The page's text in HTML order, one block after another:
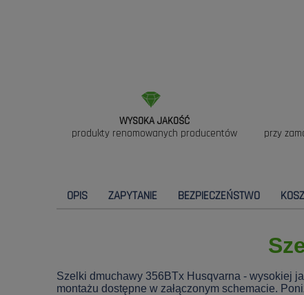
WYSOKA JAKOŚĆ
produkty renomowanych producentów
przy
OPIS ZAPYTANIE BEZPIECZEŃSTWO
Szelki dmuchawy 356BTx Husqvarna - wysokiej
montażu dostępne w załączonym schemacie.